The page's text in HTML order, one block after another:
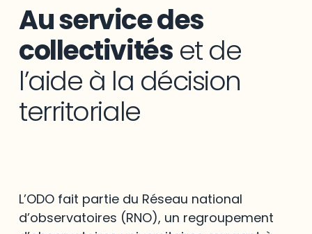
Au service des
collectivités et de
l’aide à la décision
territoriale
L’ODO fait partie du Réseau national
d’observatoires (RNO), un regroupement